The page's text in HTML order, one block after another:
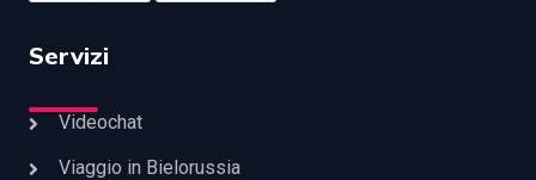
Servizi
Videochat
Viaggio in Bielorussia